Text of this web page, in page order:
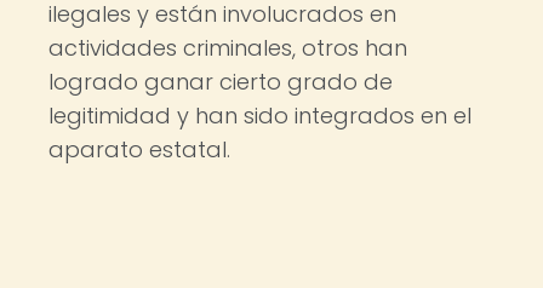
ilegales y están involucrados en
actividades criminales, otros han
logrado ganar cierto grado de
legitimidad y han sido integrados en el
aparato estatal.